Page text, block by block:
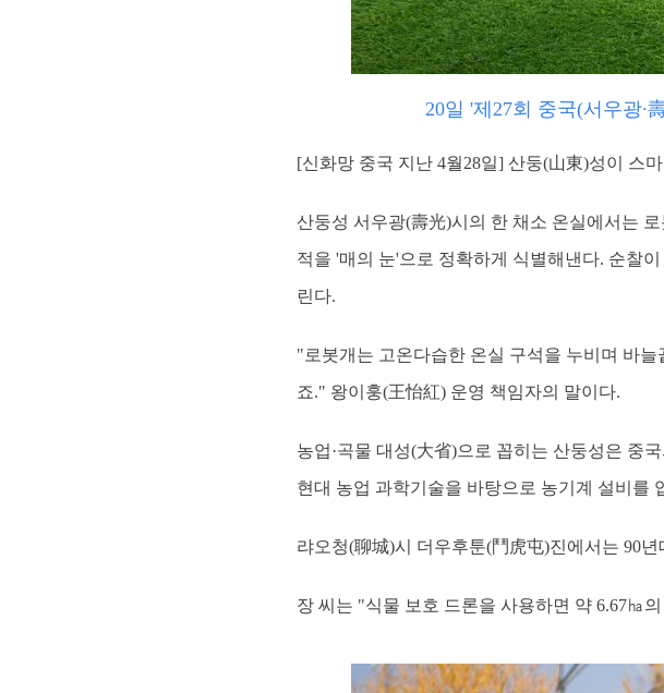
20일 '제27회 중국(서우광
[신화망 중국 지난 4월28일] 산둥(山東)성이 스
산둥성 서우광(壽光)시의 한 채소 온실에서는
적을 '매의 눈'으로 정확하게 식별해낸다. 순찰
린다.
"로봇개는 고온다습한 온실 구석을 누비며 바
죠." 왕이훙(王怡紅) 운영 책임자의 말이다.
농업·곡물 대성(大省)으로 꼽히는 산둥성은 중
현대 농업 과학기술을 바탕으로 농기계 설비를
랴오청(聊城)시 더우후툰(鬥虎屯)진에서는 90
장 씨는 "식물 보호 드론을 사용하면 약 6.67㏊